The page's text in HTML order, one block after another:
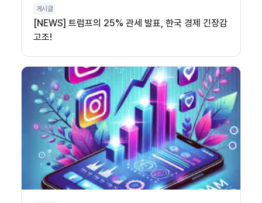
게시글
[NEWS] 트럼프의 25% 관세 발표, 한국 경제 긴장감
고조!